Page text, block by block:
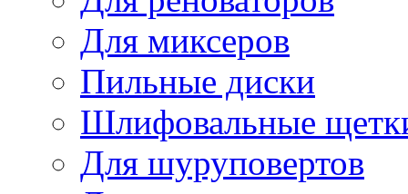
Для миксеров
Пильные диски
Шлифовальные
Для шуруповертов